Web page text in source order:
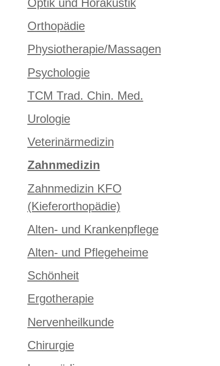
Orthopädie
Physiotherapie/Massagen
Psychologie
TCM Trad. Chin. Med.
Urologie
Veterinärmedizin
Zahnmedizin
Zahnmedizin KFO
(Kieferorthopädie)
Alten- und Krankenpflege
Alten- und Pflegeheime
Schönheit
Ergotherapie
Nervenheilkunde
Chirurgie